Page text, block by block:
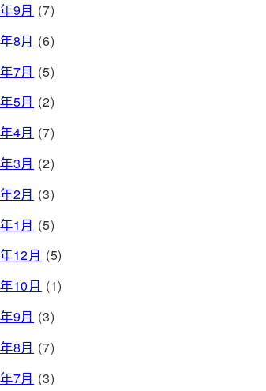
9月 (7)
8月 (6)
7月 (5)
5月 (2)
4月 (7)
3月 (2)
2月 (3)
1月 (5)
12月 (5)
10月 (1)
9月 (3)
8月 (7)
7月 (3)